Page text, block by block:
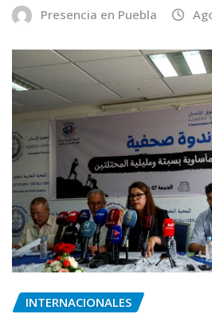
Presencia en Puebla
INTERNACIONALES